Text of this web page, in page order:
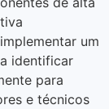
um
identificar
para
e técnicos